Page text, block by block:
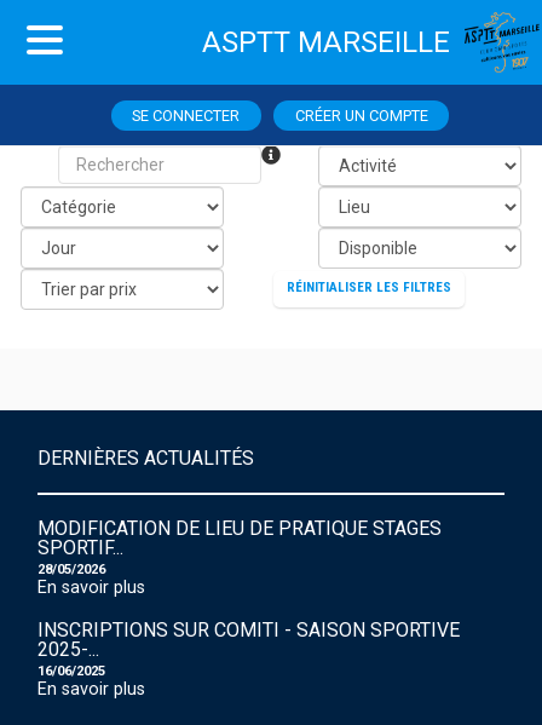
ASPTT MARSEILLE
SE CONNECTER CRÉER UN COMPTE
RÉINITIALISER LES FILTRES
DERNIÈRES ACTUALITÉS
MODIFICATION DE LIEU DE PRATIQUE STAGES
SPORTIF...
28/05/2026
En savoir plus
INSCRIPTIONS SUR COMITI - SAISON SPORTIVE
2025-...
16/06/2025
En savoir plus